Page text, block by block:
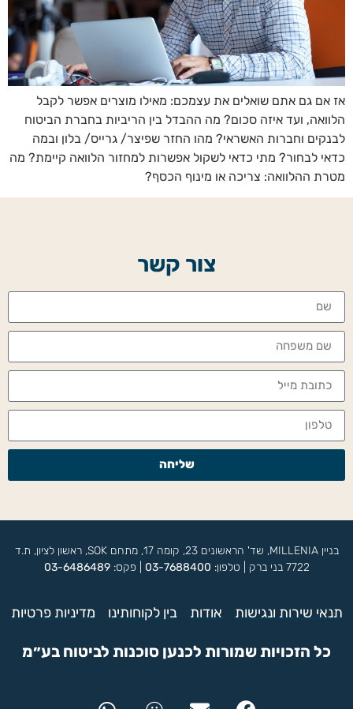
אז אם גם אתם שואלים את עצמכם: מאילו מוצרים אפשר לקבל
הלוואה, ועד איזה סכום? מה ההבדל בין הריביות בחברת הביטוח
לבנקים וחברות האשראי? מהו החזר שפיצר/ גרייס/ בלון ובמה
כדאי לבחור? מתי כדאי לשקול אפשרות למחזור הלוואה קיימת? מה
מטרת ההלוואה: צריכה או מינוף הכסף?
צור קשר
שליחה
בניין MILLENIA, שד' הראשונים 23, קומה 17, מתחם SOK, ראשון לציון, ת.ד
7722 בני ברק | טלפון:
03-7688400 | פקס:03-6486489
תנאי שירות ונגישות אודות בין לקוחותינו מדיניות פרטיות
כל הזכויות שמורות לכנען סוכנות לביטוח בע״מ